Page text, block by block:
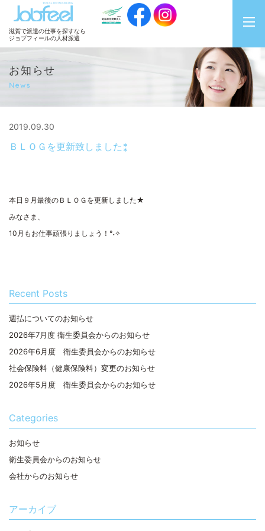
JobFeel
滋賀で派遣の仕事を探すなら
ジョブフィールの人材派遣
お知らせ
News
2019.09.30
ＢＬＯＧを更新致しました⁑
本日９月最後のＢＬＯＧを更新しました★
みなさま、
10月もお仕事頑張りましょう！°˖✧
Recent Posts
週払についてのお知らせ
2026年7月度 衛生委員会からのお知らせ
2026年6月度 衛生委員会からのお知らせ
社会保険料（健康保険料）変更のお知らせ
2026年5月度 衛生委員会からのお知らせ
Categories
お知らせ
衛生委員会からのお知らせ
会社からのお知らせ
アーカイブ